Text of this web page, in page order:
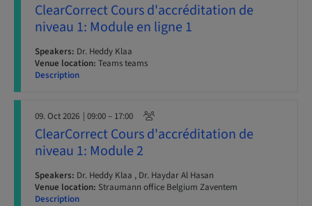
ClearCorrect Cours d'accréditation de
niveau 1: Module en ligne 1
Speakers: Dr. Heddy Klaa
Venue location: Teams teams
Description
09. Oct 2026 | 09:00 – 17:00
ClearCorrect Cours d'accréditation de
niveau 1: Module 2
Speakers: Dr. Heddy Klaa , Dr. Haydar Al Hasan
Venue location: Straumann office Belgium Zaventem
Description